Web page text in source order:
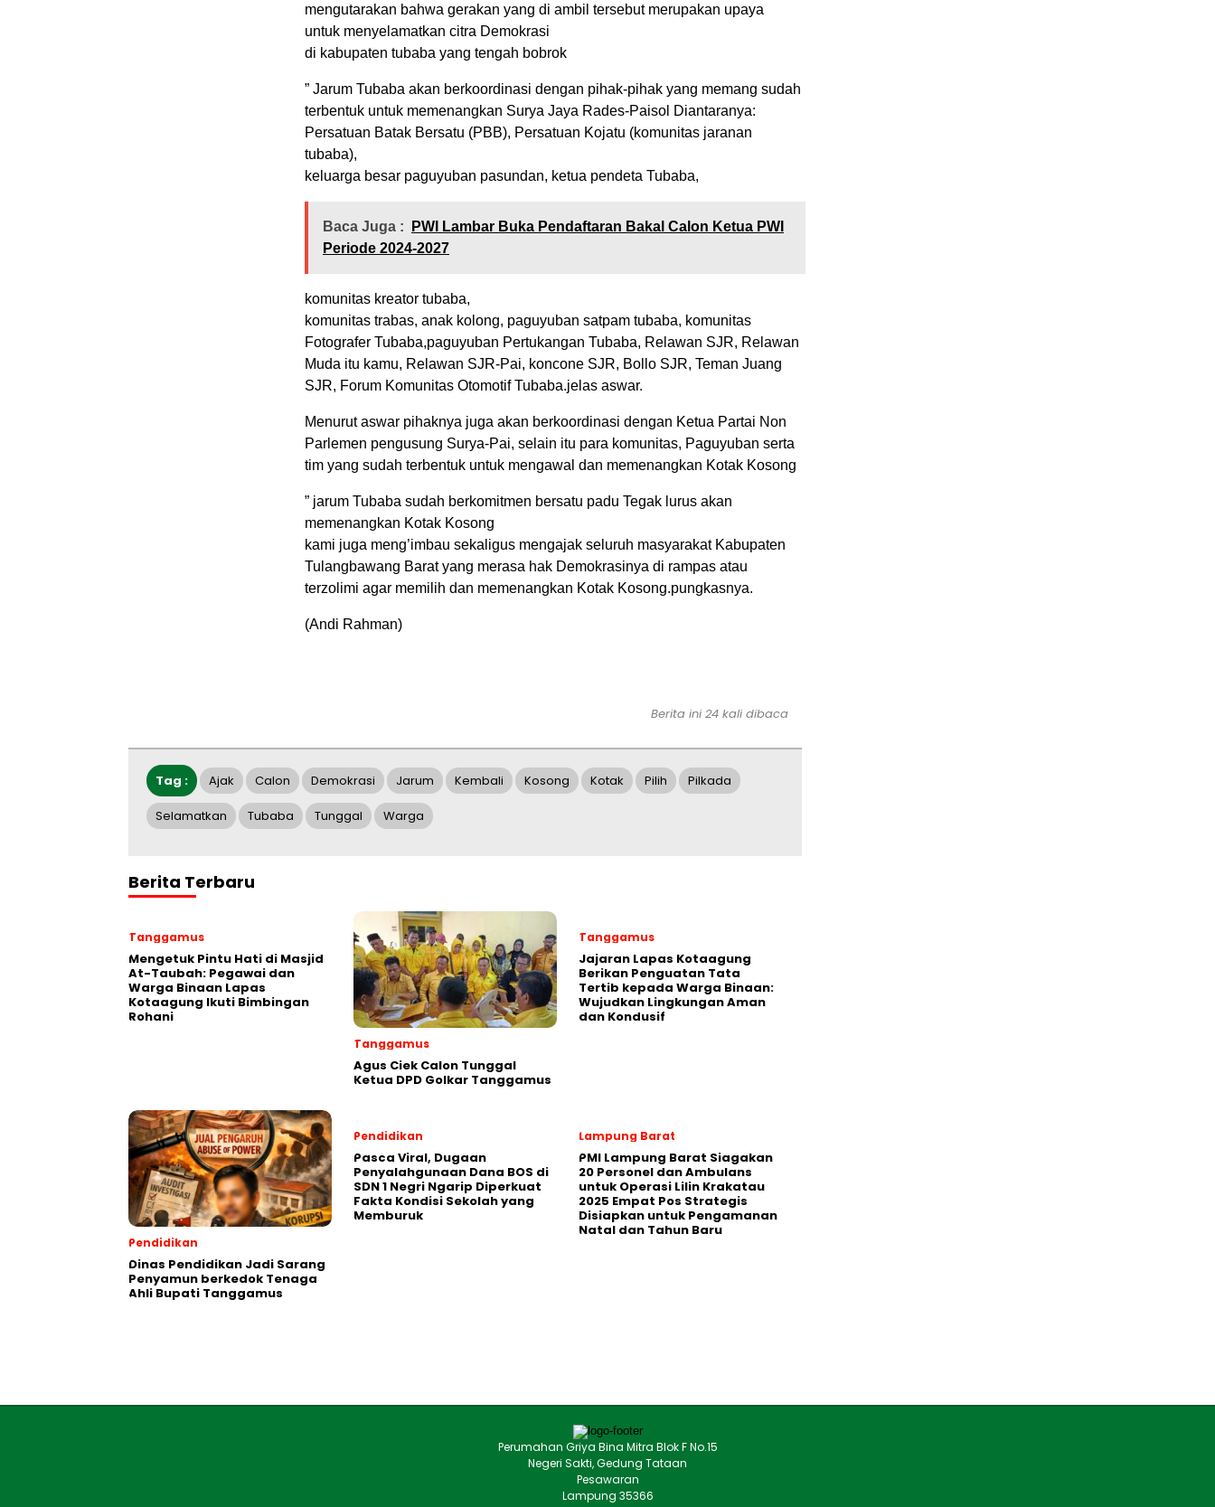
mengutarakan bahwa gerakan yang di ambil tersebut merupakan upaya
untuk menyelamatkan citra Demokrasi
di kabupaten tubaba yang tengah bobrok
” Jarum Tubaba akan berkoordinasi dengan pihak-pihak yang memang sudah
terbentuk untuk memenangkan Surya Jaya Rades-Paisol Diantaranya:
Persatuan Batak Bersatu (PBB), Persatuan Kojatu (komunitas jaranan
tubaba),
keluarga besar paguyuban pasundan, ketua pendeta Tubaba,
Baca Juga :
PWI Lambar Buka Pendaftaran Bakal Calon Ketua PWI
Periode 2024-2027
komunitas kreator tubaba,
komunitas trabas, anak kolong, paguyuban satpam tubaba, komunitas
Fotografer Tubaba,paguyuban Pertukangan Tubaba, Relawan SJR, Relawan
Muda itu kamu, Relawan SJR-Pai, koncone SJR, Bollo SJR, Teman Juang
SJR, Forum Komunitas Otomotif Tubaba.jelas aswar.
Menurut aswar pihaknya juga akan berkoordinasi dengan Ketua Partai Non
Parlemen pengusung Surya-Pai, selain itu para komunitas, Paguyuban serta
tim yang sudah terbentuk untuk mengawal dan memenangkan Kotak Kosong
” jarum Tubaba sudah berkomitmen bersatu padu Tegak lurus akan
memenangkan Kotak Kosong
kami juga meng’imbau sekaligus mengajak seluruh masyarakat Kabupaten
Tulangbawang Barat yang merasa hak Demokrasinya di rampas atau
terzolimi agar memilih dan memenangkan Kotak Kosong.pungkasnya.
(Andi Rahman)
Berita ini 24 kali dibaca
Tag : Ajak Calon Demokrasi Jarum Kembali Kosong Kotak Pilih Pilkada
Selamatkan Tubaba Tunggal Warga
Berita Terbaru
Tanggamus
Mengetuk Pintu Hati di Masjid
At-Taubah: Pegawai dan
Warga Binaan Lapas
Kotaagung Ikuti Bimbingan
Rohani
Tanggamus
Agus Ciek Calon Tunggal
Ketua DPD Golkar Tanggamus
Tanggamus
Jajaran Lapas Kotaagung
Berikan Penguatan Tata
Tertib kepada Warga Binaan:
Wujudkan Lingkungan Aman
dan Kondusif
Pendidikan
Dinas Pendidikan Jadi Sarang
Penyamun berkedok Tenaga
Ahli Bupati Tanggamus
Pendidikan
Pasca Viral, Dugaan
Penyalahgunaan Dana BOS di
SDN 1 Negri Ngarip Diperkuat
Fakta Kondisi Sekolah yang
Memburuk
Lampung Barat
PMI Lampung Barat Siagakan
20 Personel dan Ambulans
untuk Operasi Lilin Krakatau
2025 Empat Pos Strategis
Disiapkan untuk Pengamanan
Natal dan Tahun Baru
Perumahan Griya Bina Mitra Blok F No.15
Negeri Sakti, Gedung Tataan
Pesawaran
Lampung 35366